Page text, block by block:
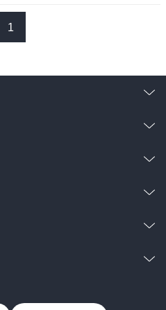
何か意図があるのだろう。パロマ
と向いて行き、存在するというこ
う客観的観察、自我を離れた純粋
からだ。それはあたかも、閉じた
ばしていった先に、出発点である
訳だ。
えないほど、各章の間のバランス
1